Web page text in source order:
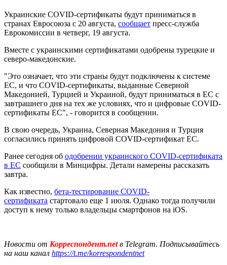
Украинские COVID-сертификаты будут приниматься в
странах Евросоюза с 20 августа, сообщает пресс-служба
Еврокомиссии в четверг, 19 августа.
Вместе с украинскими сертификатами одобрены турецкие и
северо-македонские.
"Это означает, что эти страны будут подключены к системе
ЕС, и что COVID-сертификаты, выданные Северной
Македонией, Турцией и Украиной, будут приниматься в ЕС с
завтрашнего дня на тех же условиях, что и цифровые COVID-
сертификаты ЕС", - говорится в сообщении.
В свою очередь, Украина, Северная Македония и Турция
согласились принять цифровой COVID-сертификат ЕС.
Ранее сегодня об одобрении украинского COVID-сертификата
в ЕС сообщили в Минцифры. Детали намерены рассказать
завтра.
Как известно, бета-тестирование COVID-
сертификата стартовало еще 1 июля. Однако тогда получили
доступ к нему только владельцы смартфонов на iOS.
Новости от Корреспондент.netв Telegram. Подписывайтесь
на наш канал https://t.me/korrespondentnet